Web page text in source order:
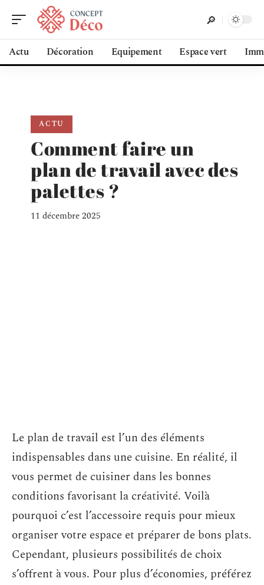
Actu Décoration Equipement Espace vert
ACTU
Comment faire un
plan de travail avec des
palettes ?
11 décembre 2025
Le plan de travail est l’un des éléments
indispensables dans une cuisine. En réalité, il
vous permet de cuisiner dans les bonnes
conditions favorisant la créativité. Voilà
pourquoi c’est l’accessoire requis pour mieux
organiser votre espace et préparer de bons plats.
Cependant, plusieurs possibilités de choix
s’offrent à vous. Pour plus d’économies, préférez